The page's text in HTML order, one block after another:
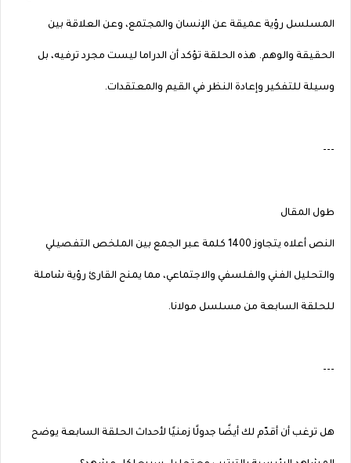
المسلسل رؤية عميقة عن الإنسان والمجتمع، وعن العلاقة بين
الحقيقة والوهم. هذه الحلقة تؤكد أن الدراما ليست مجرد ترفيه، بل
وسيلة للتفكير وإعادة النظر في القيم والمعتقدات.
---
طول المقال
النص أعلاه يتجاوز 1400 كلمة عبر الجمع بين الملخص التفصيلي
والتحليل الفني والفلسفي والاجتماعي، مما يمنح القارئ رؤية شاملة
للحلقة السابعة من مسلسل مولانا.
---
هل ترغب أن أقدّم لك أيضًا جدولًا زمنيًا لأحداث الحلقة السابعة يوضح